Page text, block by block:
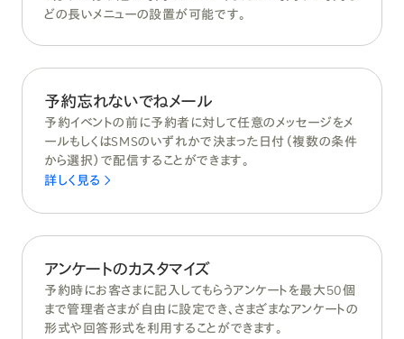
どの長いメニューの設置が可能です。
予約忘れないでねメール
予約イベントの前に予約者に対して任意のメッセージをメ
ールもしくはSMSのいずれかで決まった日付（複数の条件
から選択）で配信することができます。
詳しく見る
アンケートのカスタマイズ
予約時にお客さまに記入してもらうアンケートを最大50個
まで管理者さまが自由に設定でき、さまざまなアンケートの
形式や回答形式を利用することができます。